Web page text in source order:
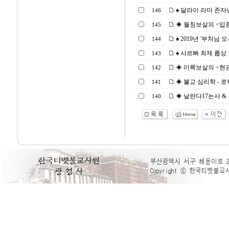
146 ♠ 달라이 라마 존자
145 ◈ 월칭보살의 <입
144 ♠ 2019년 '부처님
143 ♠ 샤르빠 최제 롭상
142 ◈ 미륵보살의 <현
141 ◈ 불교 심리학 - 로
140 ◈ 날란다17논사 &